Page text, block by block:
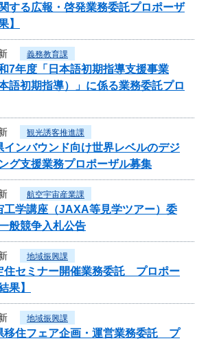
する広報・啓発業務委託プロポーザ
】
義務教育課
7年度「日本語初期指導支援事業
語初期指導）」に係る業務委託プロ
観光誘客推進課
インバウンド向け世界レベルのデジ
グ支援業務プロポーザル募集
航空宇宙産業課
学講座（JAXA等見学ツアー）委
般競争入札公告
地域振興課
住セミナー開催業務委託 プロポー
果】
地域振興課
移住フェア企画・運営業務委託 プ